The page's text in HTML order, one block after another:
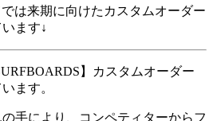
は来期に向けたカスタムオーダー
ます↓
】カスタムオーダー
ます。
手により、コンペティターからフ